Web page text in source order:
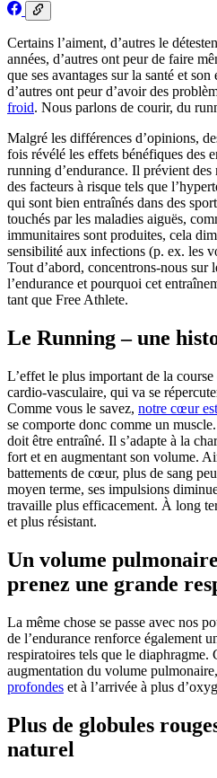
Certains l’aiment, d’autres le
années, d’autres ont peur de faire
que ses avantages sur la santé et
d’autres ont peur d’avoir des
froid. Nous parlons de courir, du
Malgré les différences d’opinions,
fois révélé les effets bénéfiques des
running d’endurance. Il prévient
des facteurs à risque tels que
qui sont bien entraînés dans des
touchés par les maladies aiguës,
immunitaires sont produites, cela
sensibilité aux infections (p. ex. les
Tout d’abord, concentrons-nous sur
l’endurance et pourquoi cet
tant que Free Athlete.
Le Running – une
L’effet le plus important de la
cardio-vasculaire, qui va se
Comme vous le savez, notre cœur
se comporte donc comme un
doit être entraîné. Il s’adapte à la
fort et en augmentant son volume.
battements de cœur, plus de sang
moyen terme, ses impulsions
travaille plus efficacement. À long
et plus résistant.
Un volume
prenez une grande
La même chose se passe avec nos
de l’endurance renforce également
respiratoires tels que le diaphragme.
augmentation du volume
profondes et à l’arrivée à plus
Plus de globules
naturel